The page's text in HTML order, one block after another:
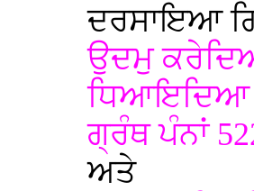
ਦਰਸਾਇਆ
ਉਦਮੁ
ਧਿਆਇਦਿਆ
ਗ੍ਰੰਥ ਪੰਨਾਂ
ਅਤੇ